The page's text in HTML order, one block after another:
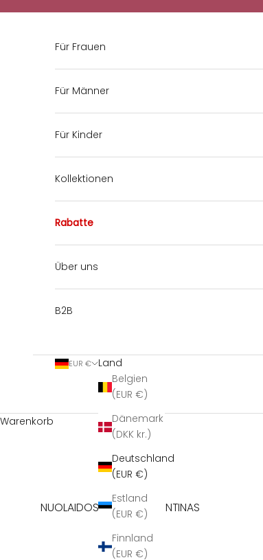
Für Frauen
Für Männer
Für Kinder
Kollektionen
Rabatte
Über uns
B2B
EUR €
Land
Belgien
(EUR €)
Dänemark
(DKK kr.)
Deutschland
(EUR €)
Estland
(EUR €)
Finnland
(EUR €)
Warenkorb
NUOLAIDOS KODAS: VALENTINAS